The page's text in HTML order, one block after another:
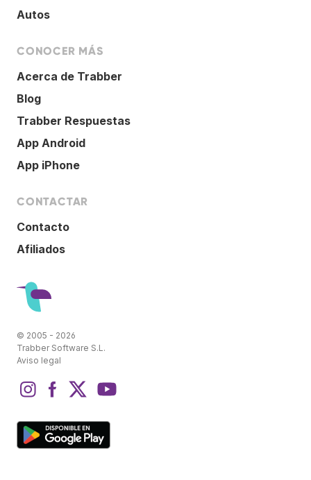
Autos
CONOCER MÁS
Acerca de Trabber
Blog
Trabber Respuestas
App Android
App iPhone
CONTACTAR
Contacto
Afiliados
© 2005 - 2026
Trabber Software S.L.
Aviso legal